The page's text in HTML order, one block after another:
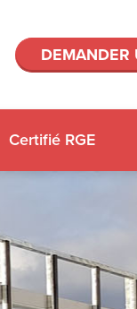
DEMANDER
Certifié RGE